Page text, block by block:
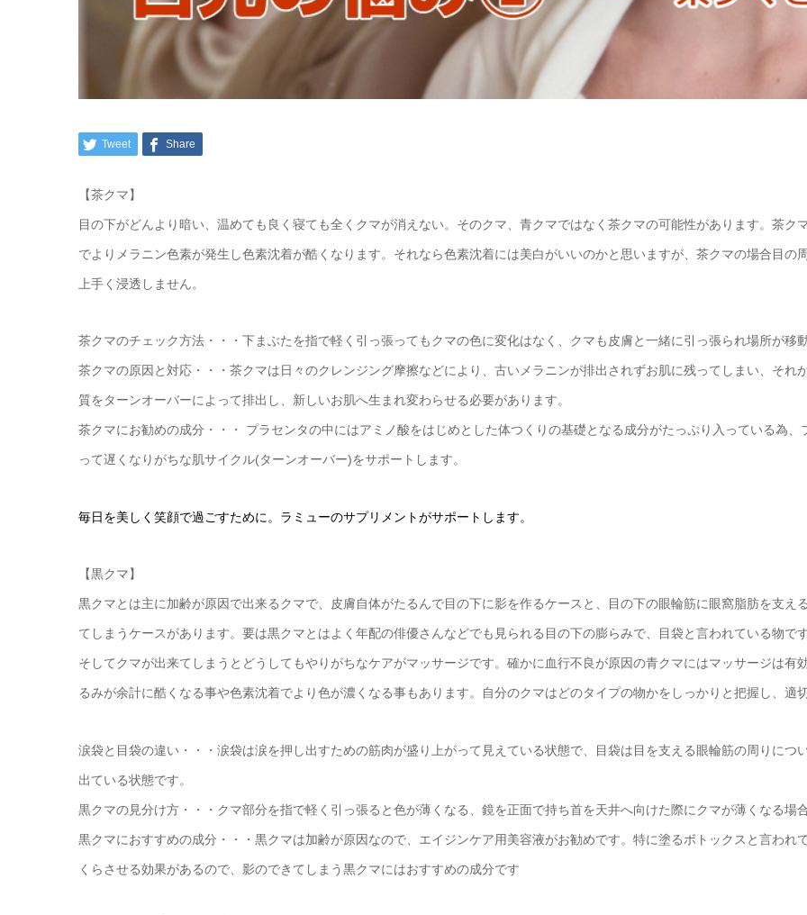
Tweet Share
【茶クマ】
目の下がどんより暗い、温めても良く寝ても全くクマが消えない。そのクマ、青クマではなく茶クマの可能性があります。茶
でよりメラニン色素が発生し色素沈着が酷くなります。それなら色素沈着には美白がいいのかと思いますが、茶クマの場合目
上手く浸透しません。
茶クマのチェック方法・・・下まぶたを指で軽く引っ張ってもクマの色に変化はなく、クマも皮膚と一緒に引っ張られ場所が移
茶クマの原因と対応・・・茶クマは日々のクレンジング摩擦などにより、古いメラニンが排出されずお肌に残ってしまい、そ
質をターンオーバーによって排出し、新しいお肌へ生まれ変わらせる必要があります。
茶クマにお勧めの成分・・・ プラセンタの中にはアミノ酸をはじめとした体つくりの基礎となる成分がたっぷり入っている為
って遅くなりがちな肌サイクル(ターンオーバー)をサポートします。
毎日を美しく笑顔で過ごすために。ラミューのサプリメントがサポートします。
【黒クマ】
黒クマとは主に加齢が原因で出来るクマで、皮膚自体がたるんで目の下に影を作るケースと、目の下の眼輪筋に眼窩脂肪を支
てしまうケースがあります。要は黒クマとはよく年配の俳優さんなどでも見られる目の下の膨らみで、目袋と言われている物で
そしてクマが出来てしまうとどうしてもやりがちなケアがマッサージです。確かに血行不良が原因の青クマにはマッサージは
るみが余計に酷くなる事や色素沈着でより色が濃くなる事もあります。自分のクマはどのタイプの物かをしっかりと把握し、適
涙袋と目袋の違い・・・涙袋は涙を押し出すための筋肉が盛り上がって見えている状態で、目袋は目を支える眼輪筋の周りに
出ている状態です。
黒クマの見分け方・・・クマ部分を指で軽く引っ張ると色が薄くなる、鏡を正面で持ち首を天井へ向けた際にクマが薄くなる場
黒クマにおすすめの成分・・・黒クマは加齢が原因なので、エイジンケア用美容液がお勧めです。特に塗るボトックスと言わ
くらさせる効果があるので、影のできてしまう黒クマにはおすすめの成分です